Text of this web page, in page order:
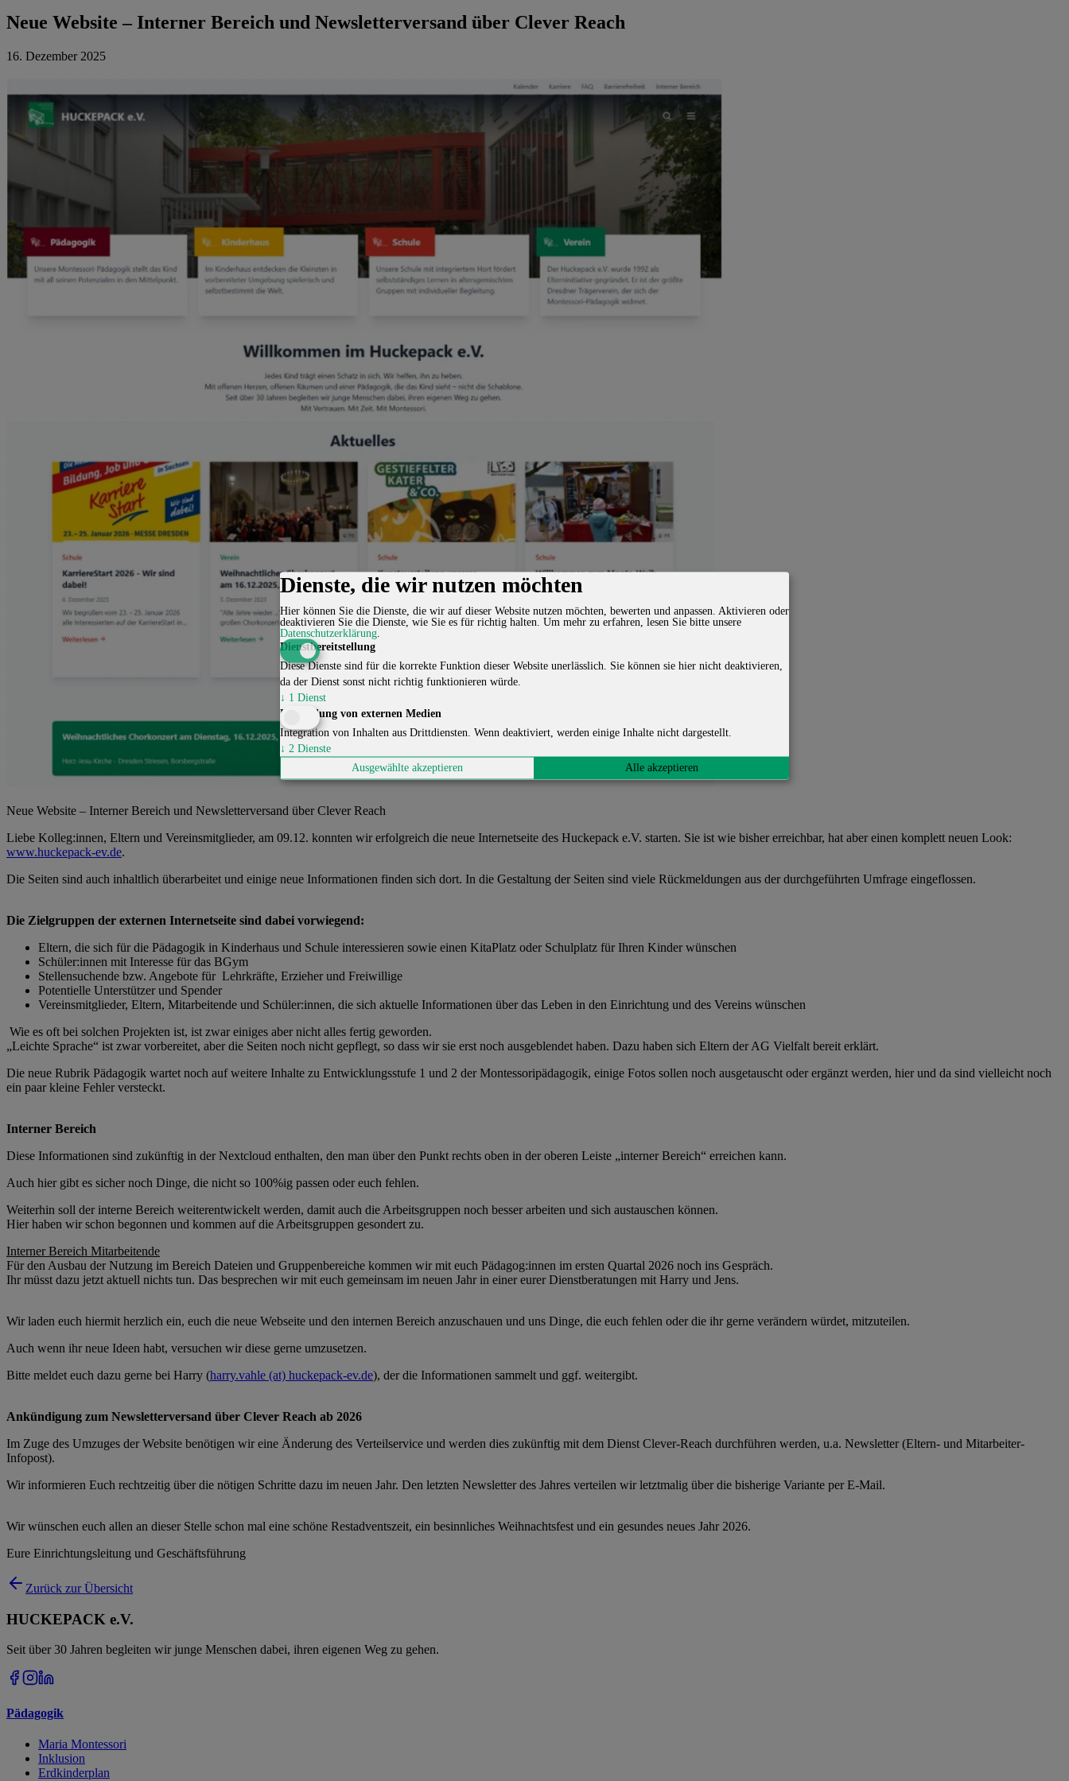
Neue Website – Interner Bereich und Newsletterversand über Clever Reach
16. Dezember 2025
Neue Website – Interner Bereich und Newsletterversand über Clever Reach
Liebe Kolleg:innen, Eltern und Vereinsmitglieder, am 09.12. konnten wir erfolgreich die neue Internetseite des Huckepack e.V. starten. Sie ist wie bisher erreichbar, hat aber einen komplett neuen Look:
www.huckepack-ev.de.
Die Seiten sind auch inhaltlich überarbeitet und einige neue Informationen finden sich dort. In die Gestaltung der Seiten sind viele Rückmeldungen aus der durchgeführten Umfrage eingeflossen.
Die Zielgruppen der externen Internetseite sind dabei vorwiegend:
Eltern, die sich für die Pädagogik in Kinderhaus und Schule interessieren sowie einen KitaPlatz oder Schulplatz für Ihren Kinder wünschen
Schüler:innen mit Interesse für das BGym
Stellensuchende bzw. Angebote für Lehrkräfte, Erzieher und Freiwillige
Potentielle Unterstützer und Spender
Vereinsmitglieder, Eltern, Mitarbeitende und Schüler:innen, die sich aktuelle Informationen über das Leben in den Einrichtung und des Vereins wünschen
Wie es oft bei solchen Projekten ist, ist zwar einiges aber nicht alles fertig geworden.
„Leichte Sprache“ ist zwar vorbereitet, aber die Seiten noch nicht gepflegt, so dass wir sie erst noch ausgeblendet haben. Dazu haben sich Eltern der AG Vielfalt bereit erklärt.
Die neue Rubrik Pädagogik wartet noch auf weitere Inhalte zu Entwicklungsstufe 1 und 2 der Montessoripädagogik, einige Fotos sollen noch ausgetauscht oder ergänzt werden, hier und da sind vielleicht noch
ein paar kleine Fehler versteckt.
Interner Bereich
Diese Informationen sind zukünftig in der Nextcloud enthalten, den man über den Punkt rechts oben in der oberen Leiste „interner Bereich“ erreichen kann.
Auch hier gibt es sicher noch Dinge, die nicht so 100%ig passen oder euch fehlen.
Weiterhin soll der interne Bereich weiterentwickelt werden, damit auch die Arbeitsgruppen noch besser arbeiten und sich austauschen können.
Hier haben wir schon begonnen und kommen auf die Arbeitsgruppen gesondert zu.
Interner Bereich Mitarbeitende
Für den Ausbau der Nutzung im Bereich Dateien und Gruppenbereiche kommen wir mit euch Pädagog:innen im ersten Quartal 2026 noch ins Gespräch.
Ihr müsst dazu jetzt aktuell nichts tun. Das besprechen wir mit euch gemeinsam im neuen Jahr in einer eurer Dienstberatungen mit Harry und Jens.
Wir laden euch hiermit herzlich ein, euch die neue Webseite und den internen Bereich anzuschauen und uns Dinge, die euch fehlen oder die ihr gerne verändern würdet, mitzuteilen.
Auch wenn ihr neue Ideen habt, versuchen wir diese gerne umzusetzen.
Bitte meldet euch dazu gerne bei Harry (harry.vahle (at) huckepack-ev.de), der die Informationen sammelt und ggf. weitergibt.
Ankündigung zum Newsletterversand über Clever Reach ab 2026
Im Zuge des Umzuges der Website benötigen wir eine Änderung des Verteilservice und werden dies zukünftig mit dem Dienst Clever-Reach durchführen werden, u.a. Newsletter (Eltern- und Mitarbeiter-
Infopost).
Wir informieren Euch rechtzeitig über die nötigen Schritte dazu im neuen Jahr. Den letzten Newsletter des Jahres verteilen wir letztmalig über die bisherige Variante per E-Mail.
Wir wünschen euch allen an dieser Stelle schon mal eine schöne Restadventszeit, ein besinnliches Weihnachtsfest und ein gesundes neues Jahr 2026.
Eure Einrichtungsleitung und Geschäftsführung
Zurück zur Übersicht
HUCKEPACK e.V.
Seit über 30 Jahren begleiten wir junge Menschen dabei, ihren eigenen Weg zu gehen.
Pädagogik
Maria Montessori
Inklusion
Erdkinderplan
Dienste, die wir nutzen möchten
Hier können Sie die Dienste, die wir auf dieser Website nutzen möchten, bewerten und anpassen. Aktivieren oder
deaktivieren Sie die Dienste, wie Sie es für richtig halten. Um mehr zu erfahren, lesen Sie bitte unsere
Datenschutzerklärung
Dienstbereitstellung
Diese Dienste sind für die korrekte Funktion dieser Website unerlässlich. Sie können sie hier nicht deaktivieren,
da der Dienst sonst nicht richtig funktionieren würde.
↓ 1 Dienst
Einbindung von externen Medien
Integration von Inhalten aus Drittdiensten. Wenn deaktiviert, werden einige Inhalte nicht dargestellt.
↓ 2 Dienste
Ausgewählte akzeptieren
Alle akzeptieren